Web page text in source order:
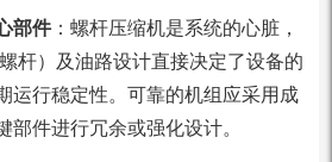
部件：螺杆压缩机是系统的心脏，
杆）及油路设计直接决定了设备的
运行稳定性。可靠的机组应采用成
部件进行冗余或强化设计。